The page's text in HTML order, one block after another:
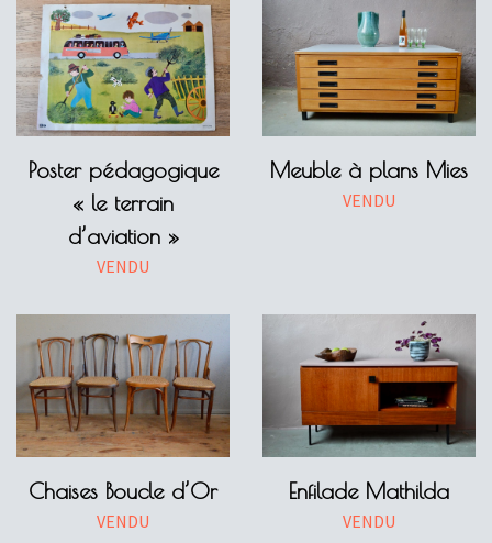
Poster pédagogique
« le terrain
d’aviation »
VENDU
Meuble à plans Mies
VENDU
Chaises Boucle d’Or
VENDU
Enfilade Mathilda
VENDU